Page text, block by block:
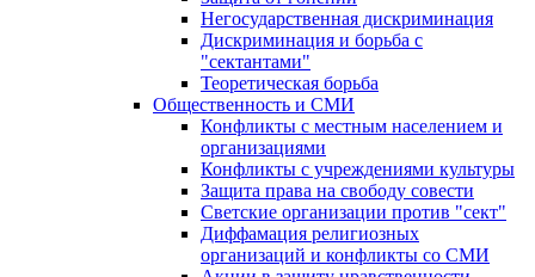
Негосударственная дискриминация
Дискриминация и борьба с
"сектантами"
Теоретическая борьба
Общественность и СМИ
Конфликты с местным населением и
организациями
Конфликты с учреждениями культуры
Защита права на свободу совести
Светские организации против "сект"
Диффамация религиозных
организаций и конфликты со СМИ